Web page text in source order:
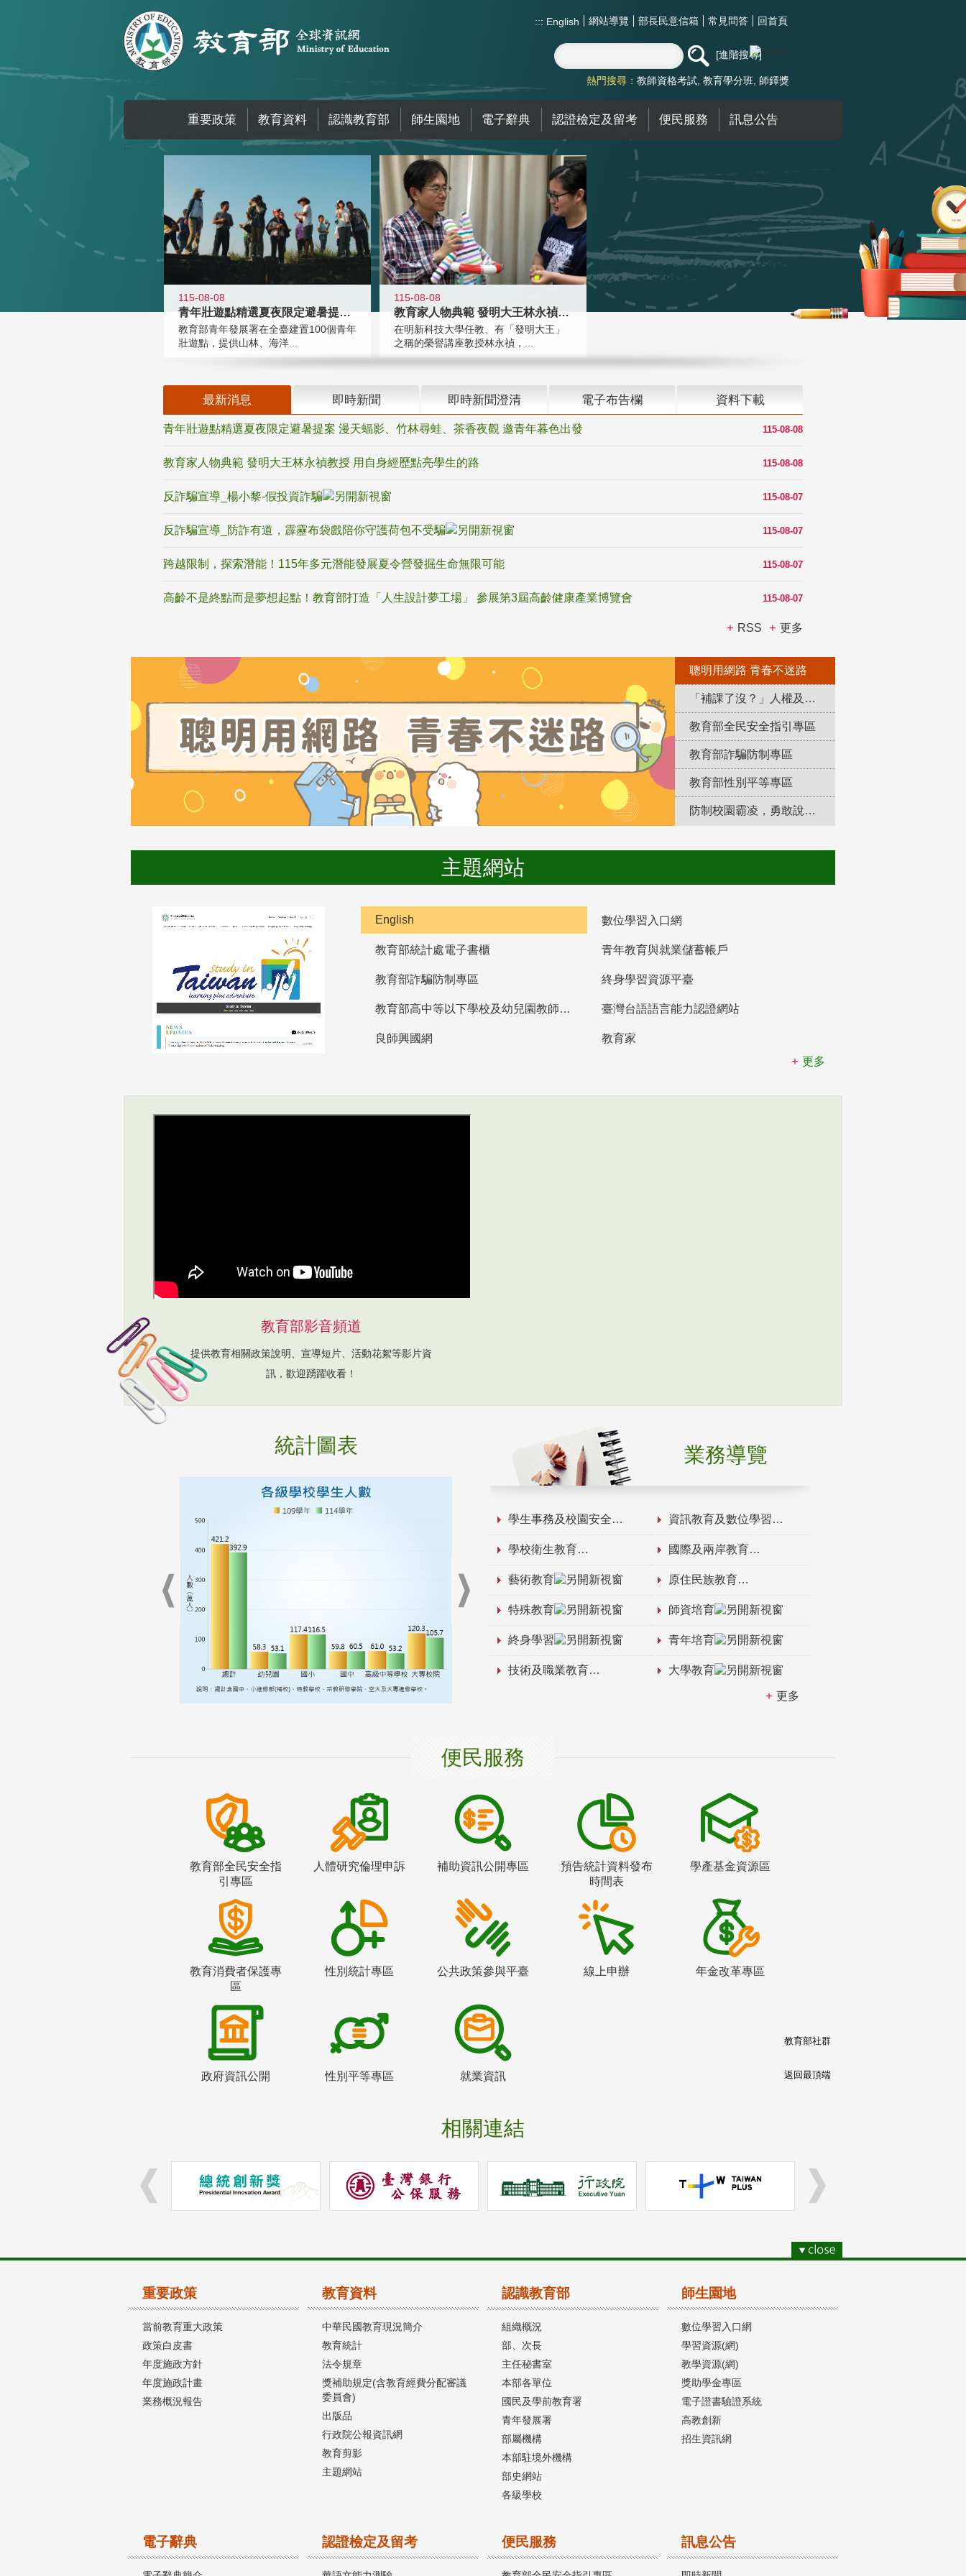
::: English 網站導覽 部長民意信箱 常見問答 回首頁
進階搜尋
熱門搜尋： 教師資格考試 教育學分班 師鐸獎
重要政策 教育資料 認識教育部 師生園地 電子辭典 認證檢定及留考 便民服務 訊息公告
:::
115-08-08
青年壯遊點精選夏夜限定避暑提案 漫
教育部青年發展署在全臺建置100個青年
壯遊點，提供山林、海洋...
115-08-08
教育家人物典範 發明大王林永禎教授
在明新科技大學任教、有「發明大王」
之稱的榮譽講座教授林永禎，...
最新消息 即時新聞 即時新聞澄清 電子布告欄 資料下載
115-08-08
青年壯遊點精選夏夜限定避暑提案 漫天蝠影、竹林尋蛙、茶香夜觀 邀青年暮色出發
115-08-08
教育家人物典範 發明大王林永禎教授 用自身經歷點亮學生的路
115-08-07
反詐騙宣導_楊小黎-假投資詐騙
115-08-07
反詐騙宣導_防詐有道，霹靂布袋戲陪你守護荷包不受騙
115-08-07
跨越限制，探索潛能！115年多元潛能發展夏令營發掘生命無限可能
115-08-07
高齡不是終點而是夢想起點！教育部打造「人生設計夢工場」 參展第3屆高齡健康產業博覽會
RSS 更多
聰明用網路 青春不迷路
「補課了沒？」人權及轉型正義教育專區
教育部全民安全指引專區
教育部詐騙防制專區
教育部性別平等專區
防制校園霸凌，勇敢說出來！
主題網站
English 數位學習入口網
教育部統計處電子書櫃 青年教育與就業儲蓄帳戶
教育部詐騙防制專區 終身學習資源平臺
教育部高中等以下學校及幼兒園教師資格檢定考試 臺灣台語語言能力認證網站
良師興國網
教育家
更多
教育部影音頻道
提供教育相關政策說明、宣導短片、活動花絮等影片資
訊，歡迎踴躍收看！
統計圖表 業務導覽
學生事務及校園安全 資訊教育及數位學習
學校衛生教育 國際及兩岸教育
藝術教育 原住民族教育
特殊教育 師資培育
終身學習 青年培育
技術及職業教育 大學教育
更多
便民服務
教育部全民安全指
引專區
人體研究倫理申訴 補助資訊公開專區
預告統計資料發布
時間表
學產基金資源區
教育消費者保護專
區
性別統計專區 公共政策參與平臺 線上申辦 年金改革專區
政府資訊公開 性別平等專區 就業資訊
相關連結
教育部社群
返回最頂端
重要政策
當前教育重大政策
政策白皮書
年度施政方針
年度施政計畫
業務概況報告
教育資料
中華民國教育現況簡介
教育統計
法令規章
獎補助規定(含教育經費分配審議
委員會)
出版品
行政院公報資訊網
教育剪影
主題網站
認識教育部
組織概況
部、次長
主任秘書室
本部各單位
國民及學前教育署
青年發展署
部屬機構
本部駐境外機構
部史網站
各級學校
師生園地
數位學習入口網
學習資源(網)
教學資源(網)
獎助學金專區
電子證書驗證系統
高教創新
招生資訊網
電子辭典 認證檢定及留考 便民服務 訊息公告